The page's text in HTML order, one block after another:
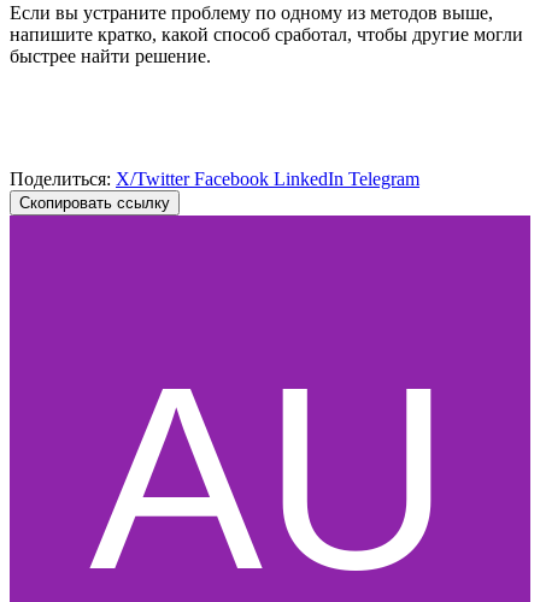
Если вы устраните проблему по одному из методов выше,
напишите кратко, какой способ сработал, чтобы другие могли
быстрее найти решение.
Поделиться: X/TwitterFacebook LinkedIn Telegram
Скопировать ссылку